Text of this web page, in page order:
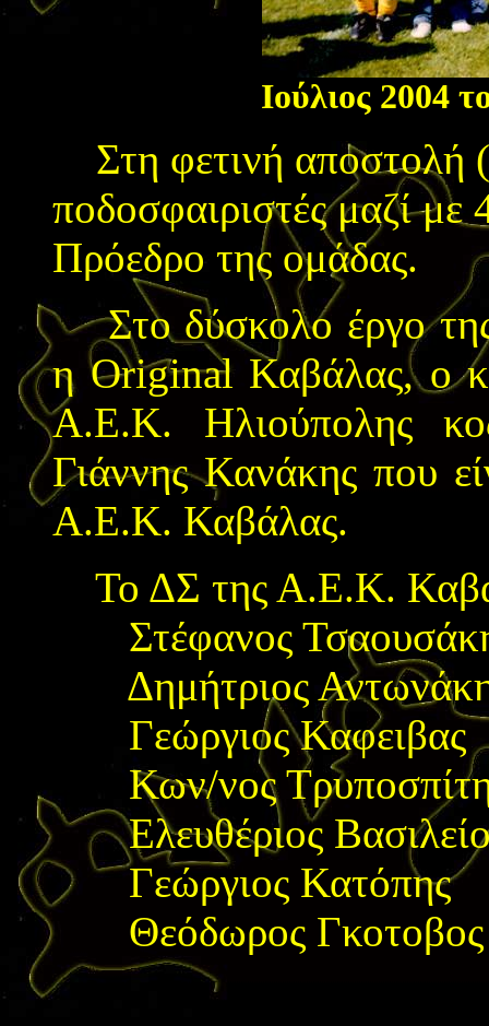
Ιούλιος 2004
Στη φετινή αποστολή
ποδοσφαιριστές μαζί με
Πρόεδρο της ομάδας.
Στο δύσκολο έργο της
ηOriginal Καβάλας, ο
Α.Ε.Κ. Ηλιούπολης
Γιάννης Κανάκης που
Α.Ε.Κ. Καβάλας.
Το ΔΣ της Α.Ε.Κ.
Στέφανος
Δημήτριος
Γεώργιος
Κων/νος
Ελευθέριος
Γεώργιος Κατόπης
Θεόδωρος